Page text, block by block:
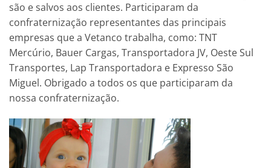
são e salvos aos clientes. Participaram da
confraternização representantes das principais
empresas que a Vetanco trabalha, como: TNT
Mercúrio, Bauer Cargas, Transportadora JV, Oeste Sul
Transportes, Lap Transportadora e Expresso São
Miguel. Obrigado a todos os que participaram da
nossa confraternização.